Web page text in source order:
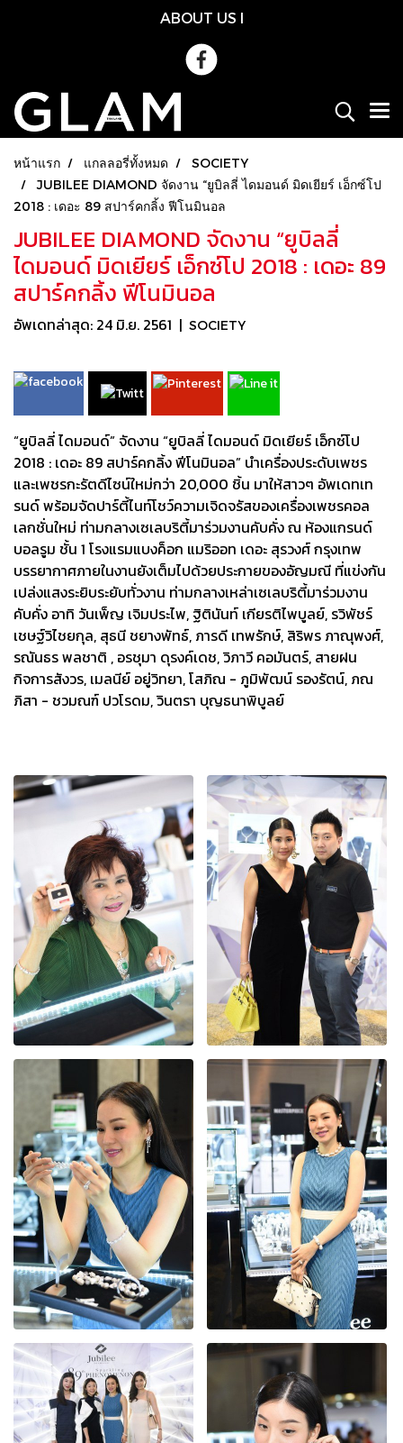
ABOUT US l
หน้าแรก แกลลอรี่ทั้งหมด
SOCIETY
JUBILEE DIAMOND จัดงาน “ยูบิลลี่ ไดมอนด์ มิดเยียร์ เอ็กซ์โป
2018 : เดอะ 89 สปาร์คกลิ้ง ฟีโนมินอล
JUBILEE DIAMOND จัดงาน “ยูบิลลี่
ไดมอนด์ มิดเยียร์ เอ็กซ์โป 2018 : เดอะ 89
สปาร์คกลิ้ง ฟีโนมินอล
อัพเดทล่าสุด: 24 มิ.ย. 2561 | SOCIETY
“ยูบิลลี่ ไดมอนด์” จัดงาน “ยูบิลลี่ ไดมอนด์ มิดเยียร์ เอ็กซ์โป
2018 : เดอะ 89 สปาร์คกลิ้ง ฟีโนมินอล” นำเครื่องประดับเพชร
และเพชรกะรัตดีไซน์ใหม่กว่า 20,000 ชิ้น มาให้สาวๆ อัพเดทเท
รนด์ พร้อมจัดปาร์ตี้ไนท์โชว์ความเจิดจรัสของเครื่องเพชรคอล
เลกชั่นใหม่ ท่ามกลางเซเลบริตี้มาร่วมงานคับคั่ง ณ ห้องแกรนด์
บอลรูม ชั้น 1 โรงแรมแบงค็อก แมริออท เดอะ สุรวงศ์ กรุงเทพ
บรรยากาศภายในงานยังเต็มไปด้วยประกายของอัญมณี ที่แข่งกัน
เปล่งแสงระยิบระยับทั่วงาน ท่ามกลางเหล่าเซเลบริตี้มาร่วมงาน
คับคั่ง อาทิ วันเพ็ญ เจิมประไพ, ฐิตินันท์ เกียรติไพบูลย์, รวิพัชร์
เชษฐ์วิไชยกุล, สุธนี ชยางพัทธ์, ภารดี เทพรักษ์, สิริพร ภาณุพงศ์,
รณันธร พลชาติ , อรชุมา ดุรงค์เดช, วิภาวี คอมันตร์, สายฝน
กิจการสังวร, เมลนีย์ อยู่วิทยา, โสภิณ - ภูมิพัฒน์ รองรัตน์, ภณ
ภิสา - ชวมณฑ์ ปวโรดม, วินตรา บุญธนาพิบูลย์